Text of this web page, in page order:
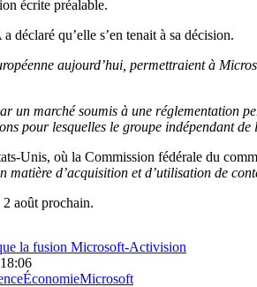
écrite préalable.
déclaré qu’elle s’en tenait à sa décision.
aujourd’hui, permettraient à
marché soumis à une réglementation
pour lesquelles le groupe indépendant
Unis, où la Commission fédérale du
matière d’acquisition et d’utilisation de
août prochain.
la fusion Microsoft-Activision
ÉconomieMicrosoft